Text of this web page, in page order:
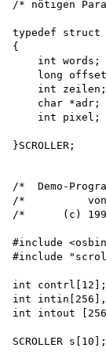
/* nötigen
typedef struct
{
int words;
long
int
char *adr;
int pixel;
/*  Demo-
/*
/*      (c)
#include
#include
int contrl[12];
int
int intout
SCROLLER s[10];